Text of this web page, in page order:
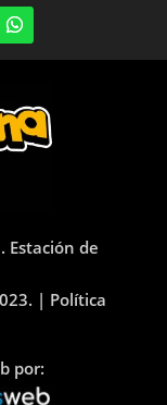
Estación de
| Política
por: